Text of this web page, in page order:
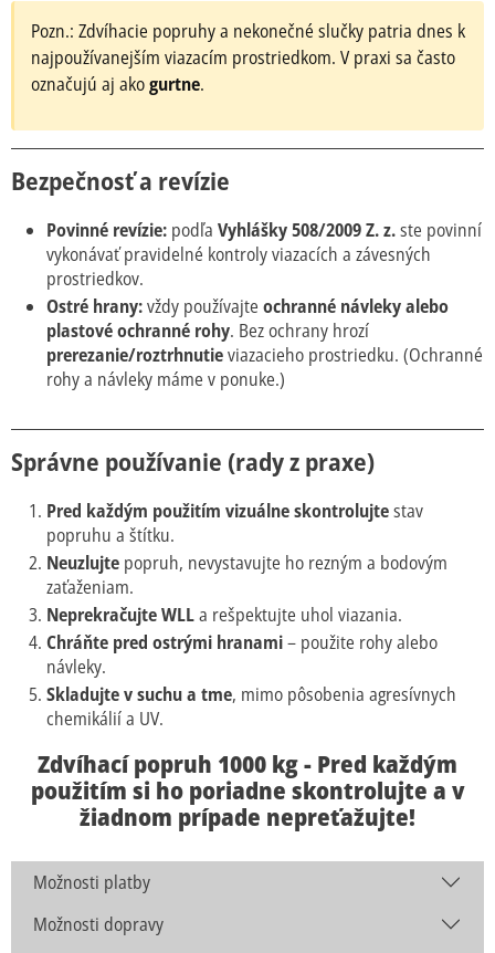
Pozn.: Zdvíhacie popruhy a nekonečné slučky patria dnes k
najpoužívanejším viazacím prostriedkom. V praxi sa často
označujú aj akogurtne.
Bezpečnosť a revízie
Povinné revízie: podľa Vyhlášky 508/2009 Z. z.ste povinní
vykonávať pravidelné kontroly viazacích a závesných
prostriedkov.
Ostré hrany:vždy používajte ochranné návleky alebo
plastové ochranné rohy. Bez ochrany hrozí
prerezanie/roztrhnutieviazacieho prostriedku. (Ochranné
rohy a návleky máme v ponuke.)
Správne používanie (rady z praxe)
Pred každým použitím vizuálne skontrolujtestav
popruhu a štítku.
Neuzlujte popruh, nevystavujte ho rezným a bodovým
zaťaženiam.
Neprekračujte WLLa rešpektujte uhol viazania.
Chráňte pred ostrými hranami– použite rohy alebo
návleky.
Skladujte v suchu a tme, mimo pôsobenia agresívnych
chemikálií a UV.
Zdvíhací popruh 1000 kg - Pred každým
použitím si ho poriadne skontrolujte a v
žiadnom prípade nepreťažujte!
Možnosti platby
Možnosti dopravy